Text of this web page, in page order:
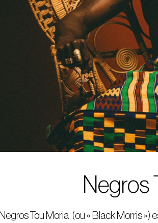
Negros
Negros Tou Moria (ou « Black Morris »)